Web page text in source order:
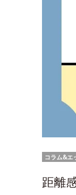
コラム&エ
距離